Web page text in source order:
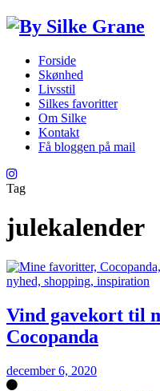
Forside
Skønhed
Livsstil
Silkes favoritter
Om Silke
Kontakt
Få bloggen på mail
Tag
julekalender
Vind gavekort til
Cocopanda
december 6, 2020